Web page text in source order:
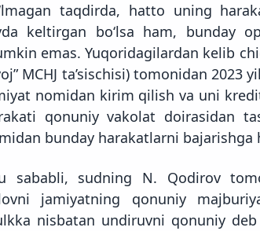
taqdirda, hatto uning
keltirgan bo‘lsa ham, bunday
emas. Yuqoridagilardan kelib
MCHJ ta’sischisi) tomonidan 2023
nomidan kirim qilish va uni
qonuniy vakolat doirasidan
bunday harakatlarni bajarishga
sababli, sudning N. Qodirov
jamiyatning qonuniy
nisbatan undiruvni qonuniy